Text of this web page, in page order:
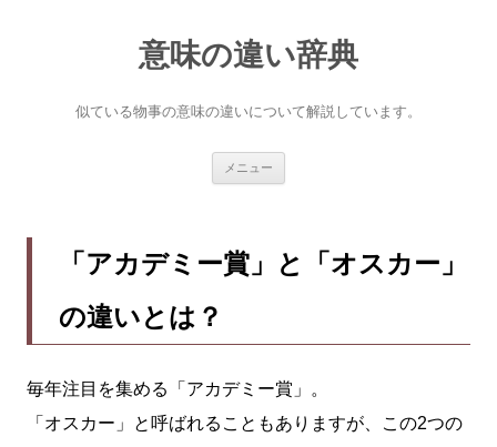
意味の違い辞典
似ている物事の意味の違いについて解説しています。
メニュー
へ
ス
「アカデミー賞」と「オスカー」
の違いとは？
毎年注目を集める「アカデミー賞」。
「オスカー」と呼ばれることもありますが、この2つの